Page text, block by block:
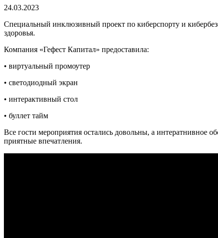
24.03.2023
Специальный инклюзивный проект по киберспорту и
здоровья.
Компания «Гефест Капитал» предоставила:
• виртуальный промоутер
• светодиодный экран
• интерактивный стол
• буллет тайм
Все гости мероприятия остались довольны, а интератнивное
приятные впечатления.